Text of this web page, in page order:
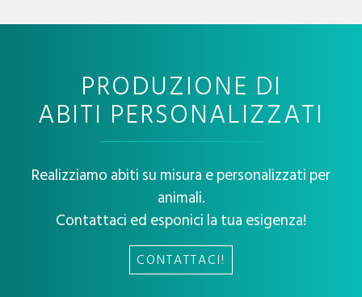
PRODUZIONE DI
ABITI PERSONALIZZATI
Realizziamo abiti su misura e personalizzati per
animali.
Contattaci ed esponici la tua esigenza!
CONTATTACI!